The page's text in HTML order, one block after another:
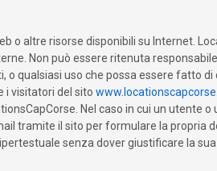
o altre risorse disponibili su Internet.
Non può essere ritenuta
qualsiasi uso che possa essere fatto
i visitatori del sito
Nel caso in cui un utente
tramite il sito per formulare la propria
senza dover giustificare la sua